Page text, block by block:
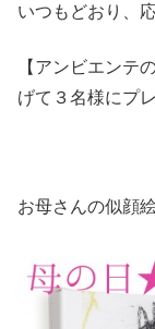
いつもどおり、
【アンビエンテ
げて３名様にプ
お母さんの似顔